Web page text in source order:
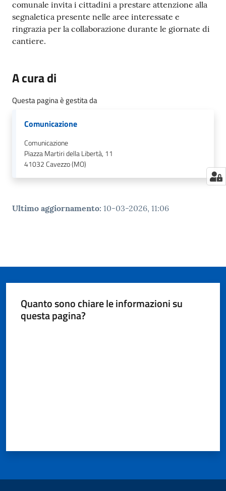
comunale invita i cittadini a prestare attenzione alla
segnaletica presente nelle aree interessate e
ringrazia per la collaborazione durante le giornate di
cantiere.
A cura di
Questa pagina è gestita da
Comunicazione
Comunicazione
Piazza Martiri della Libertà, 11
41032Cavezzo (MO)
Ultimo aggiornamento: 10-03-2026, 11:06
Quanto sono chiare le informazioni su
questa pagina?